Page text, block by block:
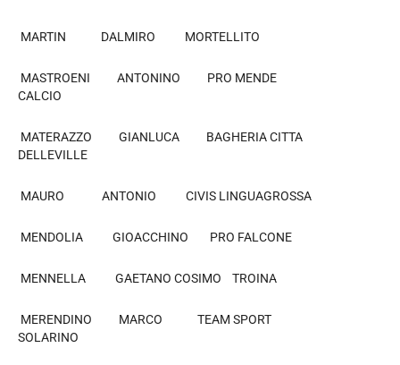
MARTIN DALMIRO MORTELLITO
MASTROENI ANTONINO PRO MENDE
CALCIO
MATERAZZO GIANLUCA BAGHERIA CITTA
DELLEVILLE
MAURO ANTONIO CIVIS LINGUAGROSSA
MENDOLIA GIOACCHINO PRO FALCONE
MENNELLA GAETANO COSIMO TROINA
MERENDINO MARCO TEAM SPORT
SOLARINO